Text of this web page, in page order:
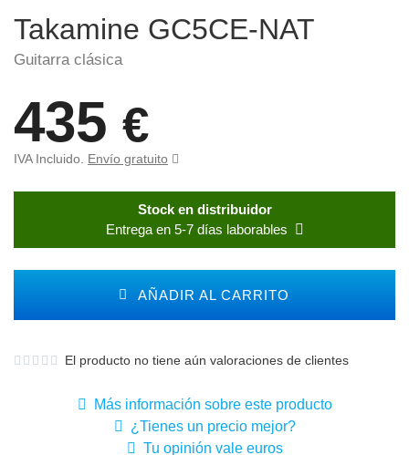
Takamine GC5CE-NAT
Guitarra clásica
435 €
IVA Incluido. Envío gratuito
Stock en distribuidor
Entrega en 5-7 días laborables
AÑADIR AL CARRITO
El producto no tiene aún valoraciones de clientes
Más información sobre este producto
¿Tienes un precio mejor?
Tu opinión vale euros